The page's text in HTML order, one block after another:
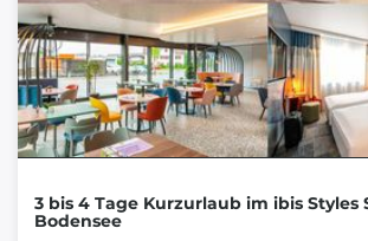
3 bis 4 Tage Kurzurlaub im ibis Styles
Bodensee